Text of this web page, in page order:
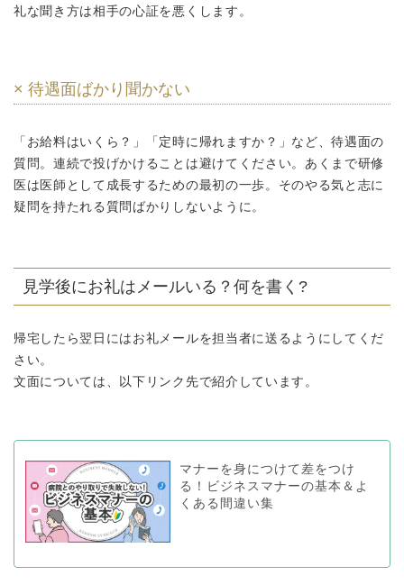
礼な聞き方は相手の心証を悪くします。
× 待遇面ばかり聞かない
「お給料はいくら？」「定時に帰れますか？」など、待遇面の
質問。連続で投げかけることは避けてください。あくまで研修
医は医師として成長するための最初の一歩。そのやる気と志に
疑問を持たれる質問ばかりしないように。
見学後にお礼はメールいる？何を書く?
帰宅したら翌日にはお礼メールを担当者に送るようにしてくだ
さい。
文面については、以下リンク先で紹介しています。
マナーを身につけて差をつけ
る！ビジネスマナーの基本＆よ
くある間違い集